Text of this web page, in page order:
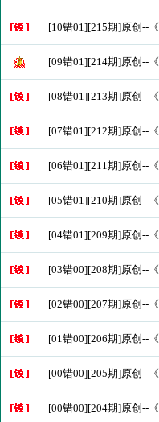
[10错01][215期]原创--
[09错01][214期]原创--
[08错01][213期]原创--
[07错01][212期]原创--
[06错01][211期]原创--
[05错01][210期]原创--
[04错01][209期]原创--
[03错00][208期]原创--
[02错00][207期]原创--
[01错00][206期]原创--
[00错00][205期]原创--
[00错00][204期]原创--